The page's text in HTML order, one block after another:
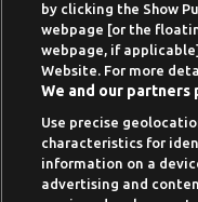
Online Casino Paypal
News-Archiv
Suchtrisiken, Glücksspiel
by clicking the Show
webpage [or the
webpage, if
Website. For more
We and our
Use precise
characteristics for
information on a
advertising and